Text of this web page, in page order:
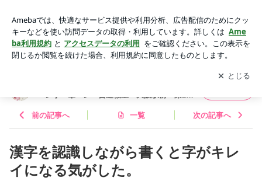
（さいこ）美文字教室 大阪市 北区 梅田 ペン字・筆ペン・書道
教室 大阪駅前 第2ビル
アプリをダウンロードして ブログの更新通知
を受け取りまし
ょう。
開く
ペン字・筆ペン・書道教室 大阪駅前 第2ビ
前の記事へ 一覧 次の記事へ
漢字を認識しながら書くと字がキレ
イになる気がした。